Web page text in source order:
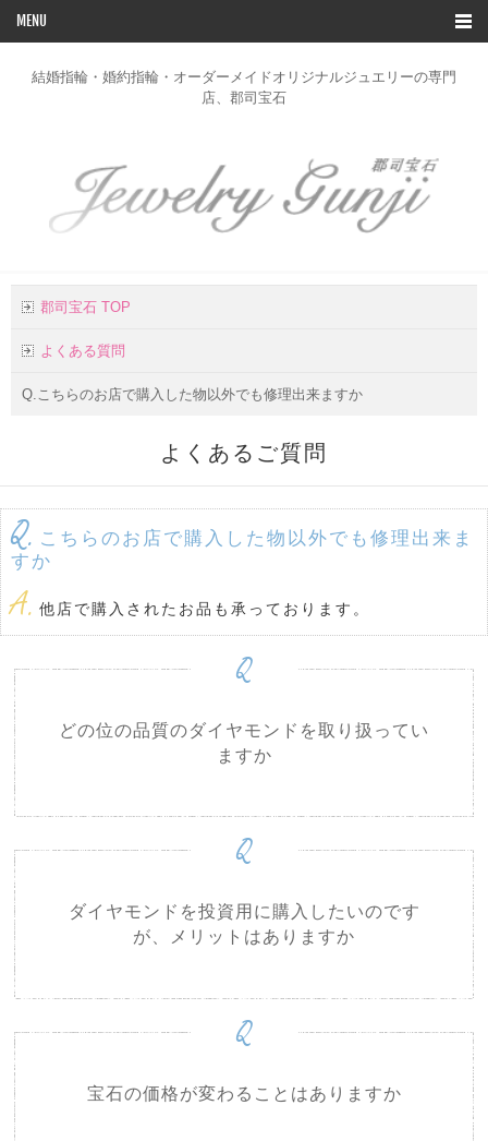
MENU
ブライダルリングコレクション
オーダー
リフォーム
結婚指輪・婚約指輪・オーダーメイドオリジナルジュエリーの専門
店、郡司宝石
郡司宝石 TOP
よくある質問
Q.こちらのお店で購入した物以外でも修理出来ますか
よくあるご質問
Q. こちらのお店で購入した物以外でも修理出来ま
すか
A. 他店で購入されたお品も承っております。
Q
どの位の品質のダイヤモンドを取り扱ってい
ますか
Q
ダイヤモンドを投資用に購入したいのです
が、メリットはありますか
Q
宝石の価格が変わることはありますか